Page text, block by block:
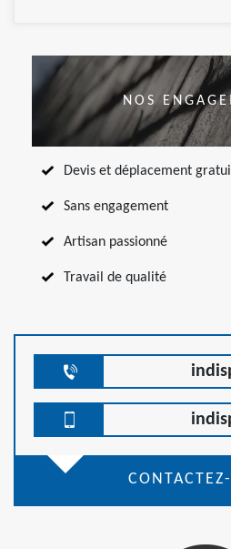
NOS
Devis et déplacement
Sans engagement
Artisan passionné
Travail de qualité